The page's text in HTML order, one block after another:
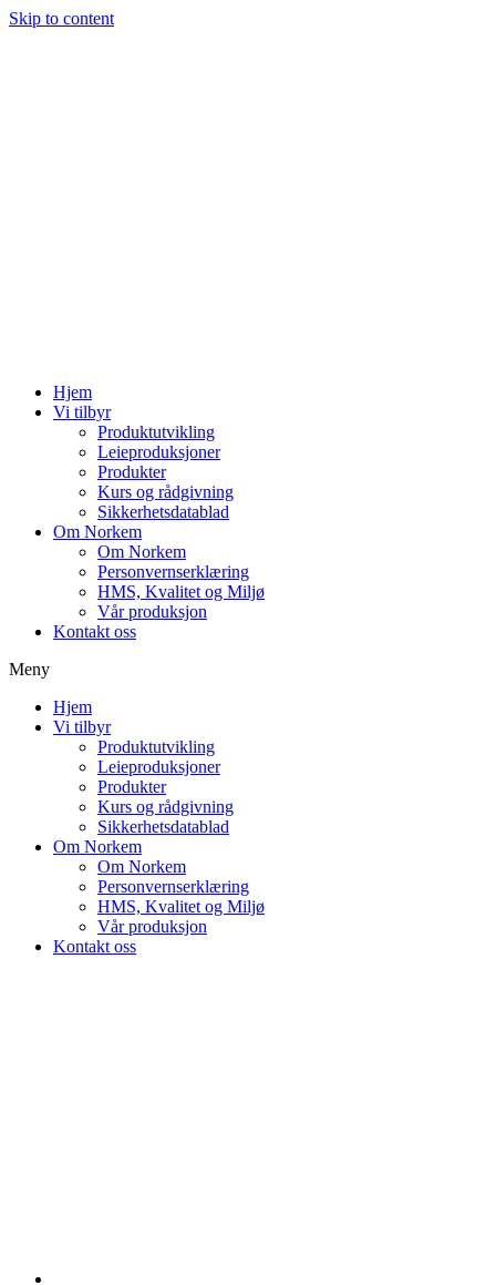
Skip to content
Hjem
Vi tilbyr
Produktutvikling
Leieproduksjoner
Produkter
Kurs og rådgivning
Sikkerhetsdatablad
Om Norkem
Om Norkem
Personvernserklæring
HMS, Kvalitet og Miljø
Vår produksjon
Kontakt oss
Meny
Hjem
Vi tilbyr
Produktutvikling
Leieproduksjoner
Produkter
Kurs og rådgivning
Sikkerhetsdatablad
Om Norkem
Om Norkem
Personvernserklæring
HMS, Kvalitet og Miljø
Vår produksjon
Kontakt oss